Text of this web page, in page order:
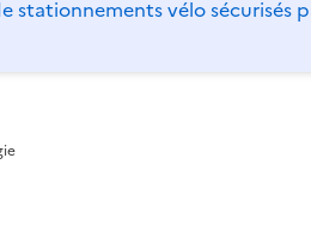
vélo sécurisés